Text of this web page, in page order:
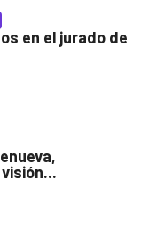
en el jurado de